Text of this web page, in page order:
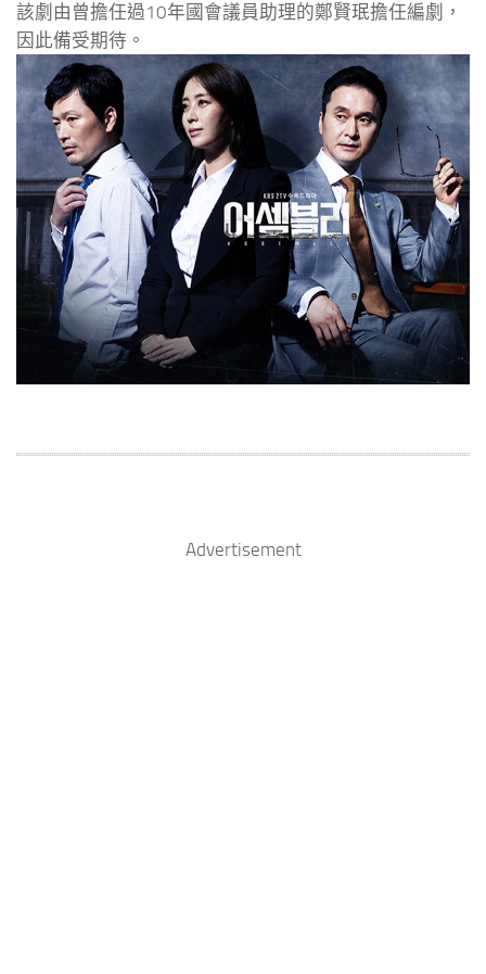
該劇由曾擔任過10年國會議員助理的鄭賢珉擔任編劇，
因此備受期待。
Advertisement